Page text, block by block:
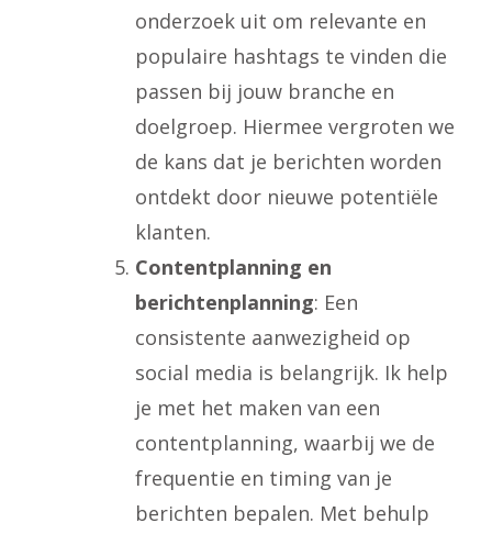
onderzoek uit om relevante en
populaire hashtags te vinden die
passen bij jouw branche en
doelgroep. Hiermee vergroten we
de kans dat je berichten worden
ontdekt door nieuwe potentiële
klanten.
Contentplanning en
berichtenplanning: Een
consistente aanwezigheid op
social media is belangrijk. Ik help
je met het maken van een
contentplanning, waarbij we de
frequentie en timing van je
berichten bepalen. Met behulp